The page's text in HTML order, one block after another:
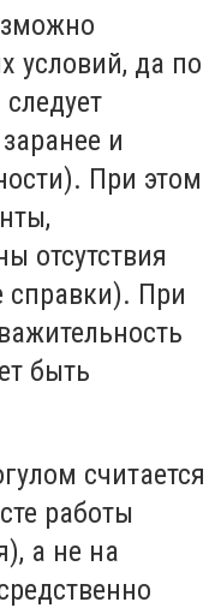
условий, да по
и
При этом
отсутствия
справки). При
быть
считается
работы
а не на